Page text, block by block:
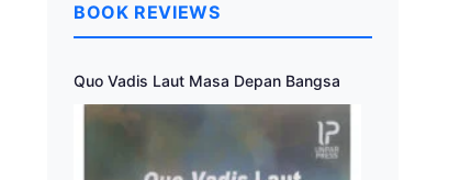
BOOK REVIEWS
Quo Vadis Laut Masa Depan Bangsa